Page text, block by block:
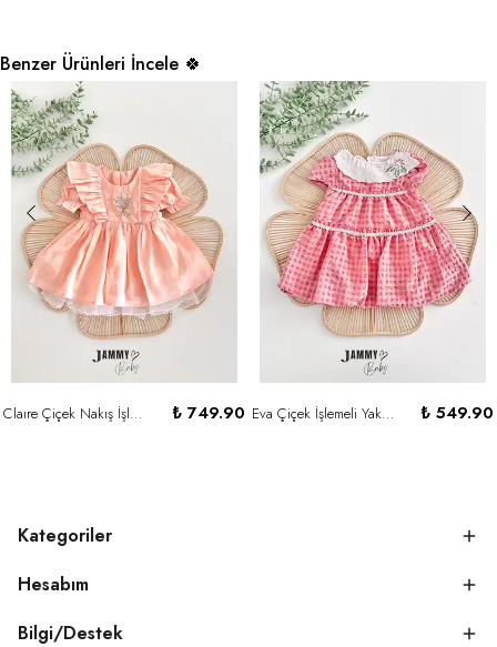
Benzer Ürünleri İncele 🍀
Claıre Çiçek Nakış İşlemeli Elbise - SOMON ₺ 749.90 Eva Çiçek İşlemeli Yaka Detaylı Elbise - GÜL KURUSU ₺ 549.90
Kategoriler
Hesabım
Bilgi/Destek